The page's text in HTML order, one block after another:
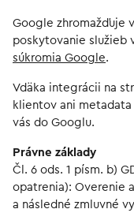
Google zhromažďuje
poskytovanie služieb
súkromia Google.
Vdäka integrácii na
klientov ani
vás do Googlu.
Právne základy
Čl. 6 ods. 1 písm. b)
opatrenia): Overenie
a následné zmluvné